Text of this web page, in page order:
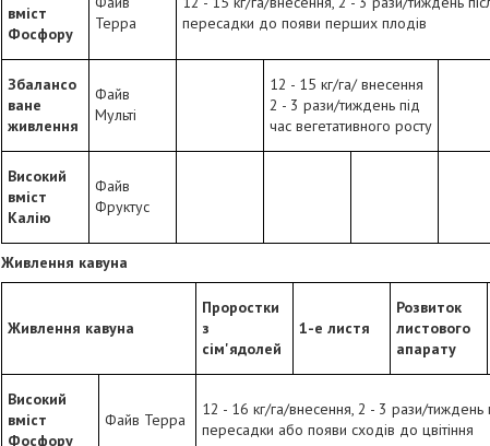
вміст
Фосфору
Терра
пересадки до появи перших плодів
Збалансо
ване
живлення
Файв
Мульті
12 - 15 кг/га/ внесення
2 - 3 рази/тиждень під
час вегетативного росту
Високий
вміст
Калію
Файв
Фруктус
Живлення кавуна
Живлення кавуна
Проростки
з
сім'ядолей
1-е листя
Розвиток
листового
апарату
Високий
вміст
Фосфору
Файв Терра
12 - 16 кг/га/внесення, 2 - 3 рази/тиждень
пересадки або появи сходів до цвітіння